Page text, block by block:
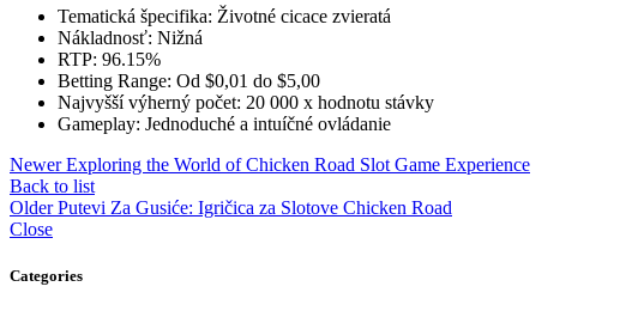
Tematická špecifika: Životné cicace zvieratá
Nákladnosť: Nižná
RTP: 96.15%
Betting Range: Od $0,01 do $5,00
Najvyšší výherný počet: 20 000 x hodnotu stávky
Gameplay: Jednoduché a intuíčné ovládanie
Newer Exploring the World of Chicken Road Slot Game Experience
Back to list
Older Putevi Za Gusiće: Igričica za Slotove Chicken Road
Close
Categories